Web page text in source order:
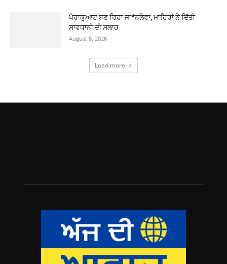
ਪੈਰਾਕੁਆਟ ਬਣ ਰਿਹਾ ਜਾ*ਨਲੇਵਾ, ਮਾਹਿਰਾਂ ਨੇ ਦਿੱਤੀ
ਸਾਵਧਾਨੀ ਦੀ ਸਲਾਹ
August 8, 2026
Load more